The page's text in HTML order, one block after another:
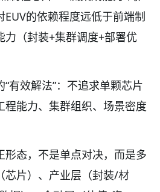
的依赖程度远低于前端制
（封装+集群调度+部署优
有效解法”：不追求单颗芯片
程能力、集群组织、场景密度
形态，不是单点对决，而是多
芯片）、产业层（封装/材